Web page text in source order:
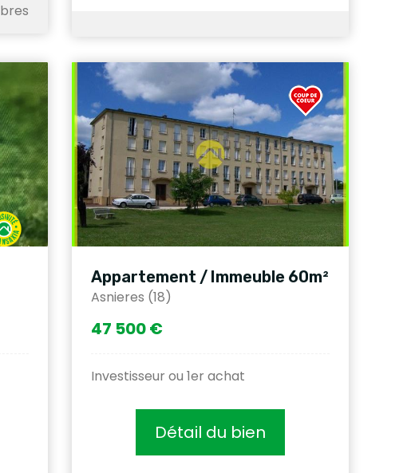
Appartement / Immeuble 60m²
Asnieres (18)
47 500 €
Investisseur ou 1er achat
Détail du bien